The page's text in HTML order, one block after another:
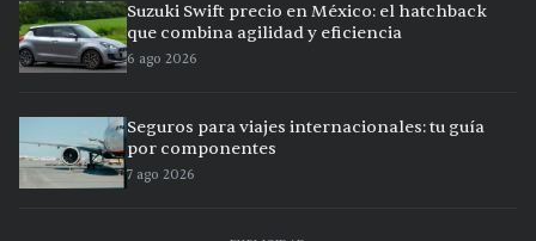
Suzuki Swift precio en México: el hatchback
que combina agilidad y eficiencia
6 ago 2026
Seguros para viajes internacionales: tu guía
por componentes
7 ago 2026